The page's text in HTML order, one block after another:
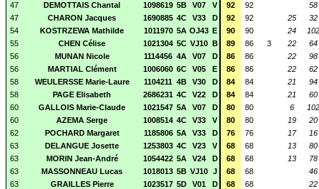
47
DEMOTTAIS Chantal 1098619 5B V07 V 92 92
58
47
CHARON Jacques 1690885 4C V33 D 92 92 25
32
54
KOSTRZEWA Mathilde 1011970 5A OJ43 E 90 90 24
102
55
CHEN Célise 1021304 5C VJ10 B 89 86 3 22
64
56
MUNAN Nicole 1114456 4A V07 D 86 86 22
98
56
MARTIAL Clément 1006060 6C V05 E 86 86 22
62
58
WEULERSSE Marie-Laure 1104211 4B V30 D 84 84 21
94
58
PAGE Elisabeth 2686231 4C V22 D 84 84 21
60
60
GALLOIS Marie-Claude 1021547 5A V07 D 80 80 6
102
60
AZEMA Serge 1008514 4C V33 V 80 80 19
20
62
POCHARD Margaret 1185806 5A V33 D 76 76 17
16
63
DELANGUE Josette 1253803 4C V23 V 68 68 13
80
63
MORIN Jean-André 1054422 5A V24 D 68 68 13
78
63
MASSONNEAU Lucas 1018013 5B VJ10 J 68 68
46
63
GRAILLES Pierre 1023517 5D V01 D 68 68
22